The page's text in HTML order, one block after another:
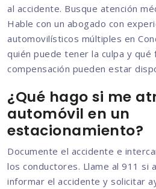
al accidente. Busque atención
Hable con un abogado con
automovilísticos múltiples en
quién puede tener la culpa y qué
compensación pueden estar
¿Qué hago si me
automóvil en un
estacionamiento?
Documente el accidente e
los conductores. Llame al 911 si
informar el accidente y solicitar